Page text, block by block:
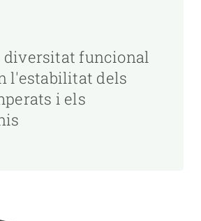
diversitat funcional
l'estabilitat dels
i els